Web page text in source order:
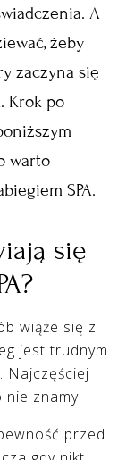
A
żeby
zaczyna się
Krok po
warto
SPA.
się
wiąże się z
jest trudnym
Najczęściej
znamy:
przed